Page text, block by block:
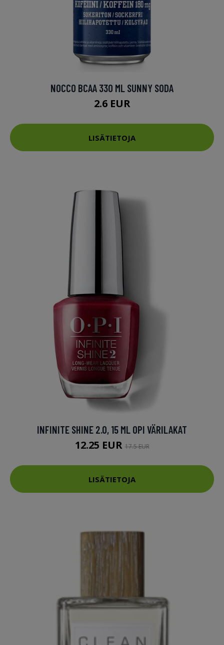
NOCCO BCAA 330 ML SUNNY SODA
2.6 EUR
LISÄTIETOJA
INFINITE SHINE 2.0, 15 ML OPI VÄRILAKAT
12.25 EUR17.5 EUR
LISÄTIETOJA